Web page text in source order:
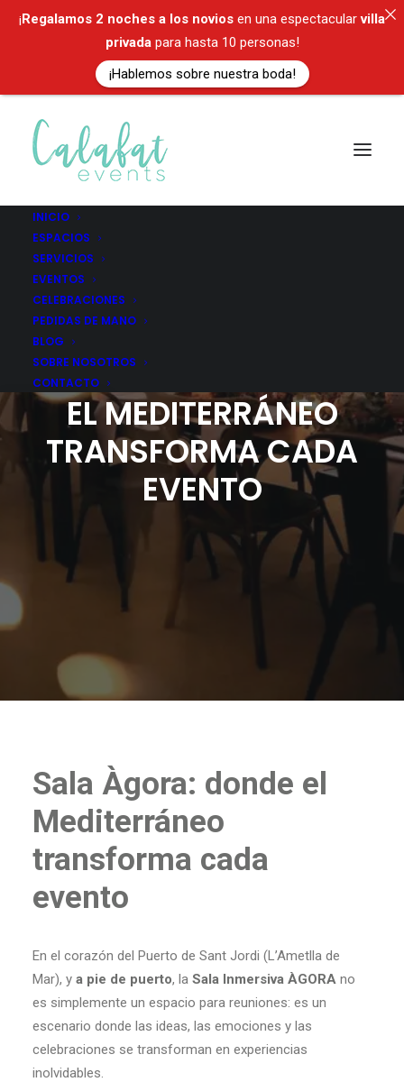
INICIO
ESPACIOS
SERVICIOS
EVENTOS
CELEBRACIONES
PEDIDAS DE MANO
BLOG
SOBRE NOSOTROS
CONTACTO
ES
SALA ÀGORA: DONDE
EL MEDITERRÁNEO
TRANSFORMA CADA
EVENTO
Sala Àgora: donde el
Mediterráneo
transforma cada
evento
En el corazón del Puerto de Sant Jordi (L’Ametlla de
Mar), y a pie de puerto, la Sala Inmersiva ÀGORA no
es simplemente un espacio para reuniones: es un
escenario donde las ideas, las emociones y las
celebraciones se transforman en experiencias
inolvidables.
¡Regalamos 2 noches a los novios en una espectacularvilla
privadapara hasta 10 personas!
¡Hablemos sobre nuestra boda!